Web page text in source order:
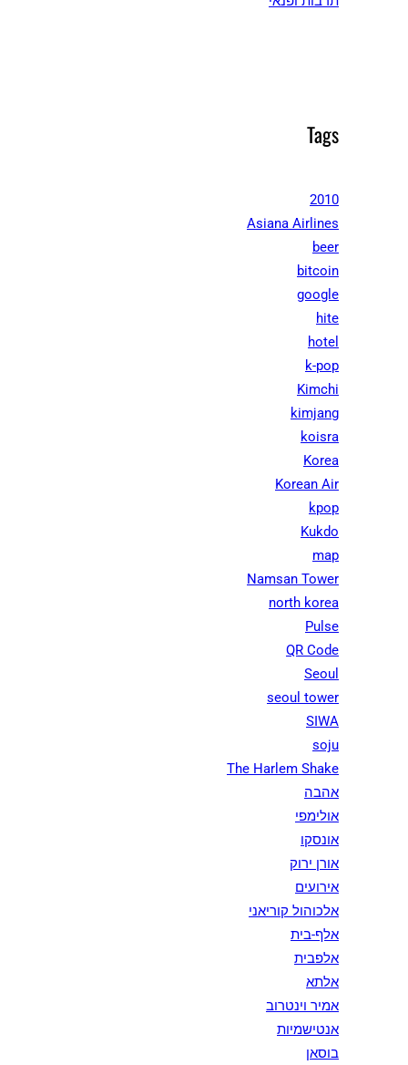
Tags
2010
Asiana Airlines
beer
bitcoin
google
hite
hotel
k-pop
Kimchi
kimjang
koisra
Korea
Korean Air
kpop
Kukdo
map
Namsan Tower
north korea
Pulse
QR Code
Seoul
seoul tower
SIWA
soju
The Harlem Shake
אהבה
אולימפי
אונסקו
אורן ירוק
אירועים
אלכוהול קוריאני
אלף-בית
אלפבית
אלתא
אמיר וינטרוב
אנטישמיות
בוסאן